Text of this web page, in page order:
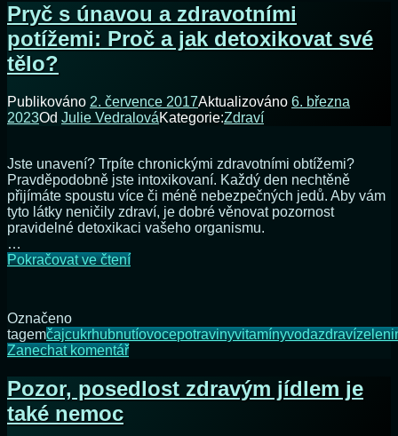
skočí
do
pusy
která
vám
do
Pryč s únavou a zdravotními
potížemi: Proč a jak detoxikovat své
tělo?
Publikováno 2. července 2017Aktualizováno 6. března
2023Od Julie VedralováKategorie:Zdraví
Jste unavení? Trpíte chronickými zdravotními obtížemi?
Pravděpodobně jste intoxikovaní. Každý den nechtěně
přijímáte spoustu více či méně nebezpečných jedů. Aby vám
tyto látky neničily zdraví, je dobré věnovat pozornost
pravidelné detoxikaci vašeho organismu.
…
Pokračovat ve čteníPryč
Proč
detoxikovat
své
Označeno
tagemčajcukrhubnutíovocepotravinyvitamínyvodazdraví
Zanechat komentářna
s únavou
a
Pozor, posedlost zdravým jídlem je
také nemoc